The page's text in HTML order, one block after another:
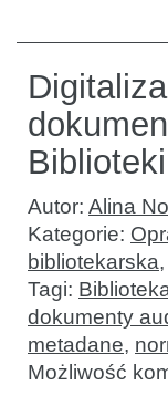
Autor: Alina
Kategorie:
bibliotekarska,
Tagi:
dokumenty
metadane,
Możliwość